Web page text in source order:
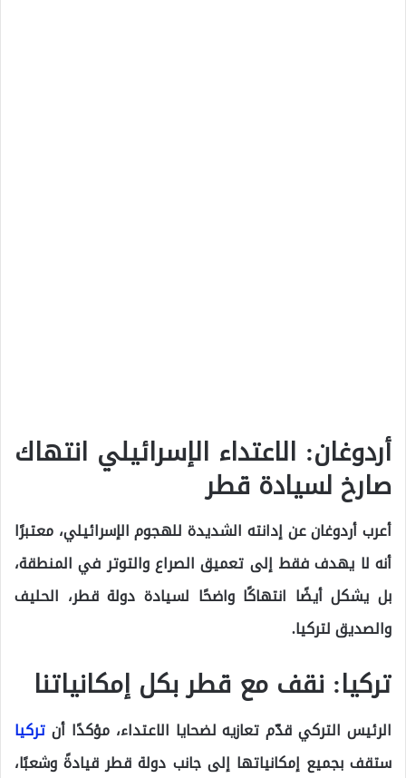
أردوغان: الاعتداء الإسرائيلي انتهاك
صارخ لسيادة قطر
أعرب أردوغان عن إدانته الشديدة للهجوم الإسرائيلي، معتبرًا
أنه لا يهدف فقط إلى تعميق الصراع والتوتر في المنطقة،
بل يشكل أيضًا انتهاكًا واضحًا لسيادة دولة قطر، الحليف
والصديق لتركيا.
تركيا: نقف مع قطر بكل إمكانياتنا
الرئيس التركي قدّم تعازيه لضحايا الاعتداء، مؤكدًا أن تركيا
ستقف بجميع إمكانياتها إلى جانب دولة قطر قيادةً وشعبًا،